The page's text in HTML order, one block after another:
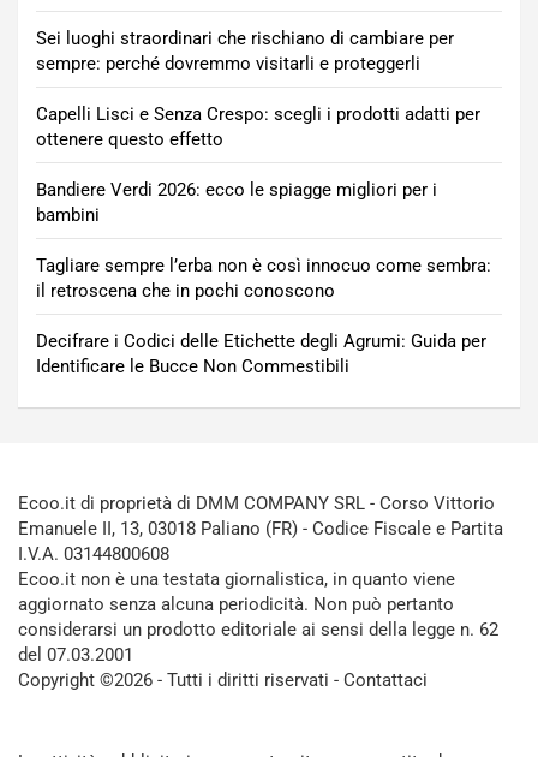
Sei luoghi straordinari che rischiano di cambiare per
sempre: perché dovremmo visitarli e proteggerli
Capelli Lisci e Senza Crespo: scegli i prodotti adatti per
ottenere questo effetto
Bandiere Verdi 2026: ecco le spiagge migliori per i
bambini
Tagliare sempre l’erba non è così innocuo come sembra:
il retroscena che in pochi conoscono
Decifrare i Codici delle Etichette degli Agrumi: Guida per
Identificare le Bucce Non Commestibili
Ecoo.it di proprietà di DMM COMPANY SRL - Corso Vittorio
Emanuele II, 13, 03018 Paliano (FR) - Codice Fiscale e Partita
I.V.A. 03144800608
Ecoo.it non è una testata giornalistica, in quanto viene
aggiornato senza alcuna periodicità. Non può pertanto
considerarsi un prodotto editoriale ai sensi della legge n. 62
del 07.03.2001
Copyright ©2026 - Tutti i diritti riservati - Contattaci